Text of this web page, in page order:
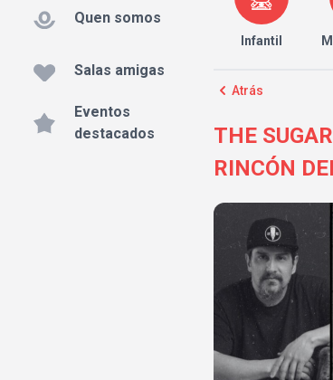
Quen somos
Salas amigas
Eventos
destacados
Infantil
Atrás
THE
RINCÓN